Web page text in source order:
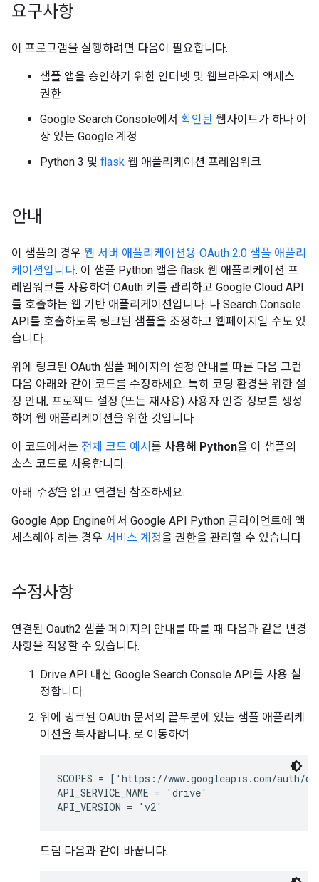
요구사항
이 프로그램을 실행하려면 다음이 필요합니다.
샘플 앱을 승인하기 위한 인터넷 및 웹브라우저 액세스
권한
Google Search Console에서 확인된 웹사이트가 하나 이
상 있는 Google 계정
Python 3 및 flask 웹 애플리케이션 프레임워크
안내
이 샘플의 경우 웹 서버 애플리케이션용 OAuth 2.0 샘플 애플리
케이션입니다. 이 샘플 Python 앱은 flask 웹 애플리케이션 프
레임워크를 사용하여 OAuth 키를 관리하고 Google Cloud API
를 호출하는 웹 기반 애플리케이션입니다. 나 Search Console
API를 호출하도록 링크된 샘플을 조정하고 웹페이지일 수도 있
습니다.
위에 링크된 OAuth 샘플 페이지의 설정 안내를 따른 다음 그런
다음 아래와 같이 코드를 수정하세요. 특히 코딩 환경을 위한 설
정 안내, 프로젝트 설정 (또는 재사용) 사용자 인증 정보를 생성
하여 웹 애플리케이션을 위한 것입니다
이 코드에서는 전체 코드 예시 를 사용해 Python을 이 샘플의
소스 코드로 사용합니다.
아래 수정을 읽고 연결된 참조하세요.
Google App Engine에서 Google API Python 클라이언트에 액
세스해야 하는 경우 서비스 계정을 권한을 관리할 수 있습니다
수정사항
연결된 Oauth2 샘플 페이지의 안내를 따를 때 다음과 같은 변경
사항을 적용할 수 있습니다.
Drive API 대신 Google Search Console API를 사용 설
정합니다.
위에 링크된 OAUth 문서의 끝부분에 있는 샘플 애플리케
이션을 복사합니다. 로 이동하여
SCOPES = ['https://www.googleapis.com/auth/
API_SERVICE_NAME = 'drive'
드림 다음과 같이 바꿉니다.